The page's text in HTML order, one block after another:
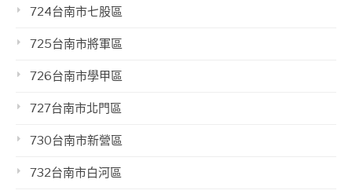
724台南市七股區
725台南市將軍區
726台南市學甲區
727台南市北門區
730台南市新營區
732台南市白河區